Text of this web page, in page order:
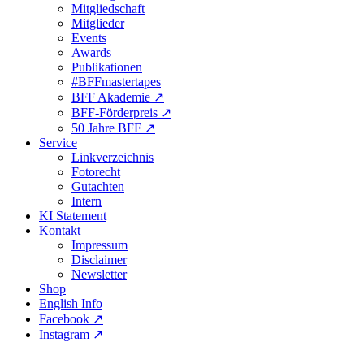
Mitgliedschaft
Mitglieder
Events
Awards
Publikationen
#BFFmastertapes
BFF Akademie ↗︎
BFF-Förderpreis ↗︎
50 Jahre BFF ↗︎
Service
Linkverzeichnis
Fotorecht
Gutachten
Intern
KI Statement
Kontakt
Impressum
Disclaimer
Newsletter
Shop
English Info
Facebook ↗︎
Instagram ↗︎